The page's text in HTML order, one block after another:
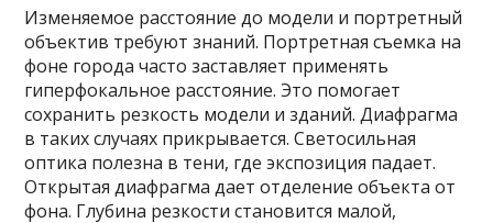
Изменяемое расстояние до модели и портретный
объектив требуют знаний. Портретная съемка на
фоне города часто заставляет применять
гиперфокальное расстояние. Это помогает
сохранить резкость модели и зданий. Диафрагма
в таких случаях прикрывается. Светосильная
оптика полезна в тени, где экспозиция падает.
Открытая диафрагма дает отделение объекта от
фона. Глубина резкости становится малой,